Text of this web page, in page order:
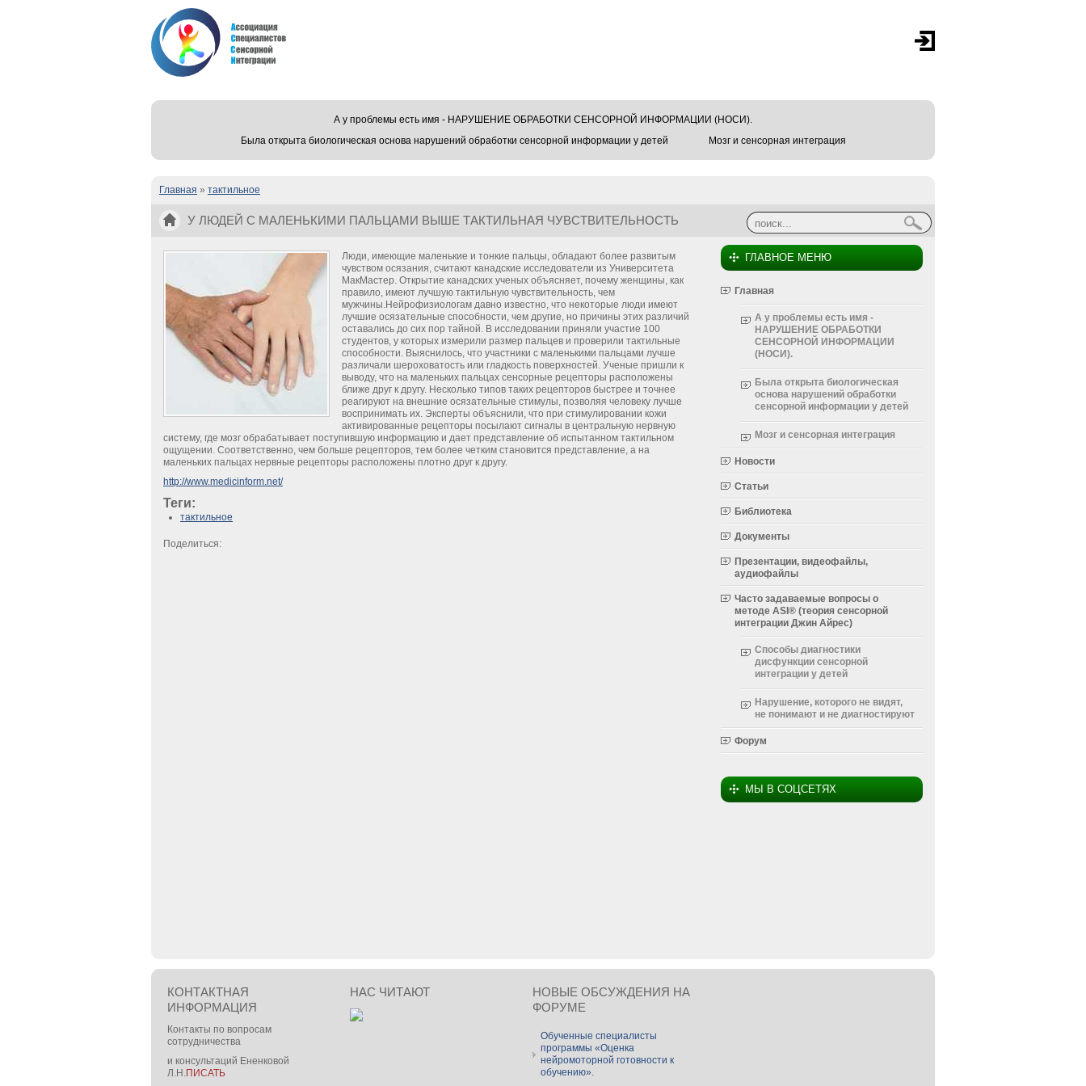
А у проблемы есть имя - НАРУШЕНИЕ ОБРАБОТКИ СЕНСОРНОЙ ИНФОРМАЦИИ (НОСИ).
Была открыта биологическая основа нарушений обработки сенсорной информации у детей
Мозг и сенсорная интеграция
Вы здесь
Главная » тактильное
У ЛЮДЕЙ С МАЛЕНЬКИМИ ПАЛЬЦАМИ ВЫШЕ ТАКТИЛЬНАЯ ЧУВСТВИТЕЛЬНОСТЬ Форма поиска
Найти
Люди, имеющие маленькие и тонкие пальцы, обладают более развитым
чувством осязания, считают канадские исследователи из Университета
МакМастер. Открытие канадских ученых объясняет, почему женщины, как
правило, имеют лучшую тактильную чувствительность, чем
мужчины.Нейрофизиологам давно известно, что некоторые люди имеют
лучшие осязательные способности, чем другие, но причины этих различий
оставались до сих пор тайной. В исследовании приняли участие 100
студентов, у которых измерили размер пальцев и проверили тактильные
способности. Выяснилось, что участники с маленькими пальцами лучше
различали шероховатость или гладкость поверхностей. Ученые пришли к
выводу, что на маленьких пальцах сенсорные рецепторы расположены
ближе друг к другу. Несколько типов таких рецепторов быстрее и точнее
реагируют на внешние осязательные стимулы, позволяя человеку лучше
воспринимать их. Эксперты объяснили, что при стимулировании кожи
активированные рецепторы посылают сигналы в центральную нервную
систему, где мозг обрабатывает поступившую информацию и дает представление об испытанном тактильном
ощущении. Соответственно, чем больше рецепторов, тем более четким становится представление, а на
маленьких пальцах нервные рецепторы расположены плотно друг к другу.
http://www.medicinform.net/
Теги:
тактильное
Поделиться:
ГЛАВНОЕ МЕНЮ
Главная
А у проблемы есть имя -
НАРУШЕНИЕ ОБРАБОТКИ
СЕНСОРНОЙ ИНФОРМАЦИИ
(НОСИ).
Была открыта биологическая
основа нарушений обработки
сенсорной информации у детей
Мозг и сенсорная интеграция
Новости
Статьи
Библиотека
Документы
Презентации, видеофайлы,
аудиофайлы
Часто задаваемые вопросы о
методе ASI® (теория сенсорной
интеграции Джин Айрес)
Способы диагностики
дисфункции сенсорной
интеграции у детей
Нарушение, которого не видят,
не понимают и не диагностируют
Форум
МЫ В СОЦСЕТЯХ
КОНТАКТНАЯ
ИНФОРМАЦИЯ
Контакты по вопросам
сотрудничества
и консультаций Ененковой
Л.Н.ПИСАТЬ
НАС ЧИТАЮТ
НОВЫЕ ОБСУЖДЕНИЯ НА
ФОРУМЕ
Обученные специалисты
программы «Оценка
нейромоторной готовности к
обучению».